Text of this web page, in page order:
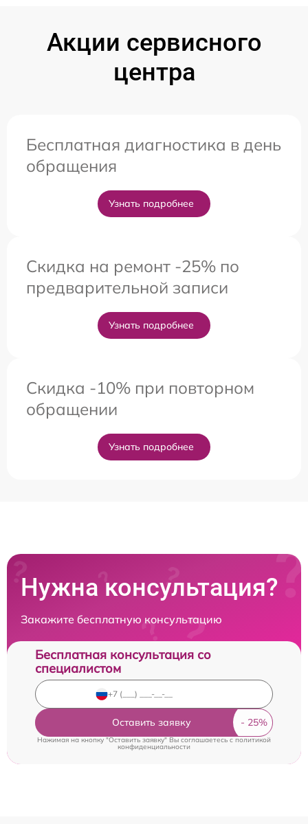
Акции сервисного
центра
Бесплатная диагностика в день
обращения
Узнать подробнее
Скидка на ремонт -25% по
предварительной записи
Узнать подробнее
Скидка -10% при повторном
обращении
Узнать подробнее
Нужна консультация?
Закажите бесплатную консультацию
Бесплатная консультация со
специалистом
Оставить заявку
Нажимая на кнопку "Оставить заявку" Вы соглашаетесь cполитикой
конфиденциальности